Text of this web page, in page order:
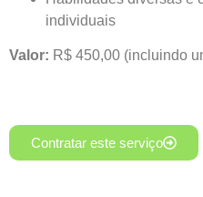
individuais
Valor: R$ 450,00 (incluindo
Contratar este serviço